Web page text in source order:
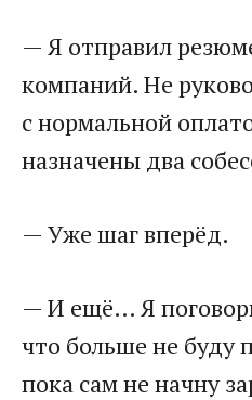
— Я отправил
компаний. Не
с нормальной
назначены два
— Уже шаг вперёд.
— И ещё… Я
что больше не буду
пока сам не начну